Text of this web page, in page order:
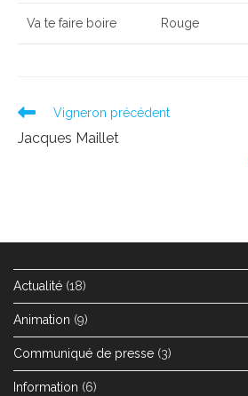
Va te faire boire Rouge
Read
articles
Vigneron précédent
Jacques Maillet
Actualité (18)
Animation (9)
Communiqué de presse (3)
Information (6)